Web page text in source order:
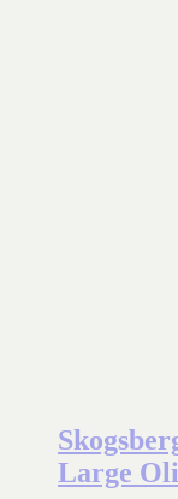
Large